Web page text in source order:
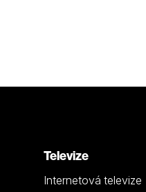
Televize
Internetová televize